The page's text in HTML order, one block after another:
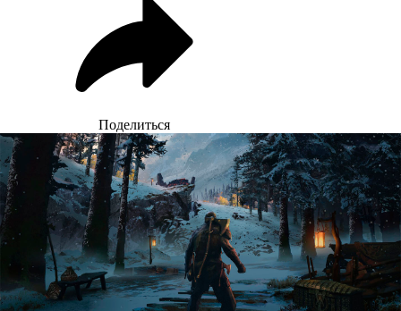
Поделиться